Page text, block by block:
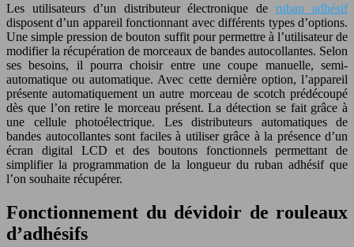
Les utilisateurs d’un distributeur électronique deruban adhésif
disposent d’un appareil fonctionnant avec différents types d’options.
Une simple pression de bouton suffit pour permettre à l’utilisateur de
modifier la récupération de morceaux de bandes autocollantes. Selon
ses besoins, il pourra choisir entre une coupe manuelle, semi-
automatique ou automatique. Avec cette dernière option, l’appareil
présente automatiquement un autre morceau de scotch prédécoupé
dès que l’on retire le morceau présent. La détection se fait grâce à
une cellule photoélectrique. Les distributeurs automatiques de
bandes autocollantes sont faciles à utiliser grâce à la présence d’un
écran digital LCD et des boutons fonctionnels permettant de
simplifier la programmation de la longueur du ruban adhésif que
l’on souhaite récupérer.
Fonctionnement du dévidoir de rouleaux
d’adhésifs